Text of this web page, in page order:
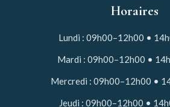
Horaires
Lundi : 09h00–12h00 •
Mardi : 09h00–12h00 •
Mercredi : 09h00–12h00 •
Jeudi : 09h00–12h00 •